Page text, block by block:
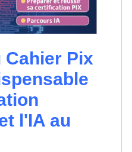
Cahier Pix
l'IA au